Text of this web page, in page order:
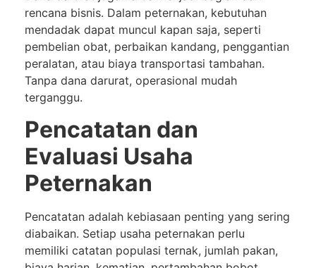
rencana bisnis. Dalam peternakan, kebutuhan
mendadak dapat muncul kapan saja, seperti
pembelian obat, perbaikan kandang, penggantian
peralatan, atau biaya transportasi tambahan.
Tanpa dana darurat, operasional mudah
terganggu.
Pencatatan dan
Evaluasi Usaha
Peternakan
Pencatatan adalah kebiasaan penting yang sering
diabaikan. Setiap usaha peternakan perlu
memiliki catatan populasi ternak, jumlah pakan,